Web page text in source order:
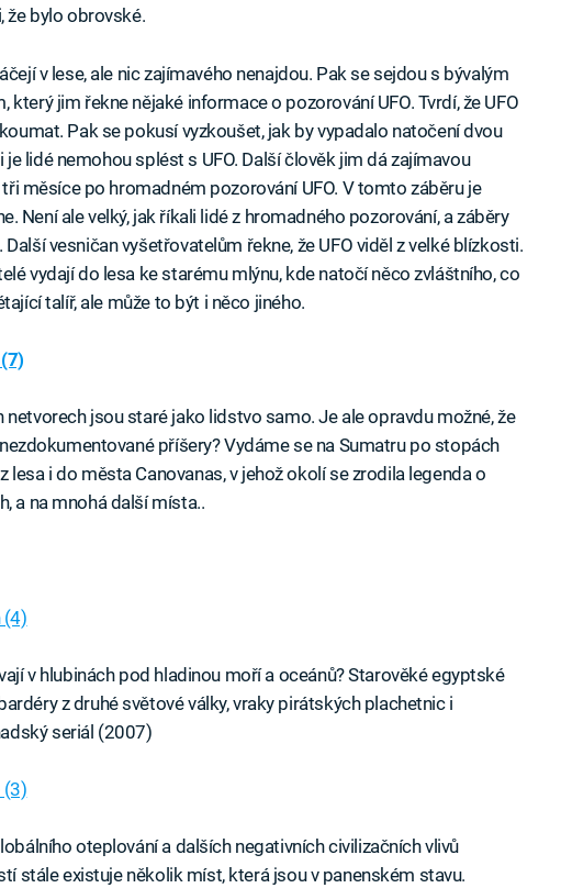
že bylo obrovské.
v lese, ale nic zajímavého nenajdou. Pak se sejdou s bývalým
který jim řekne nějaké informace o pozorování UFO. Tvrdí, že UFO
Pak se pokusí vyzkoušet, jak by vypadalo natočení dvou
je lidé nemohou splést s UFO. Další člověk jim dá zajímavou
tři měsíce po hromadném pozorování UFO. V tomto záběru je
Není ale velký, jak říkali lidé z hromadného pozorování, a záběry
vesničan vyšetřovatelům řekne, že UFO viděl z velké blízkosti.
vydají do lesa ke starému mlýnu, kde natočí něco zvláštního, co
talíř, ale může to být i něco jiného.
netvorech jsou staré jako lidstvo samo. Je ale opravdu možné, že
příšery? Vydáme se na Sumatru po stopách
lesa i do města Canovanas, v jehož okolí se zrodila legenda o
a na mnohá další místa..
(4)
v hlubinách pod hladinou moří a oceánů? Starověké egyptské
z druhé světové války, vraky pirátských plachetnic i
seriál (2007)
(3)
oteplování a dalších negativních civilizačních vlivů
stále existuje několik míst, která jsou v panenském stavu.